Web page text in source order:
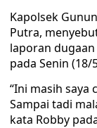
Kapolsek
Putra,
laporan
pada Senin (18/
“Ini masih saya
Sampai tadi
kata Robby